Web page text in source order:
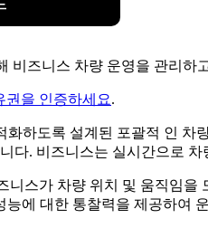
비즈니스 차량 운영을 관리하
권을 인증하세요.
하도록 설계된 포괄적 인
다. 비즈니스는 실시간으로
스가 차량 위치 및 움직임
에 대한 통찰력을 제공하여